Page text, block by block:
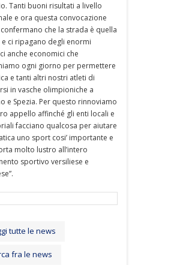
Tanti buoni risultati a livello
e ora questa convocazione
confermano che la strada è quella
e ci ripagano degli enormi
anche economici che
ogni giorno per permettere
e tanti altri nostri atleti di
in vasche olimpioniche a
e Spezia. Per questo rinnoviamo
appello affinché gli enti locali e
facciano qualcosa per aiutare
uno sport cosi’ importante e
molto lustro all’intero
sportivo versiliese e
tutte le news
fra le news